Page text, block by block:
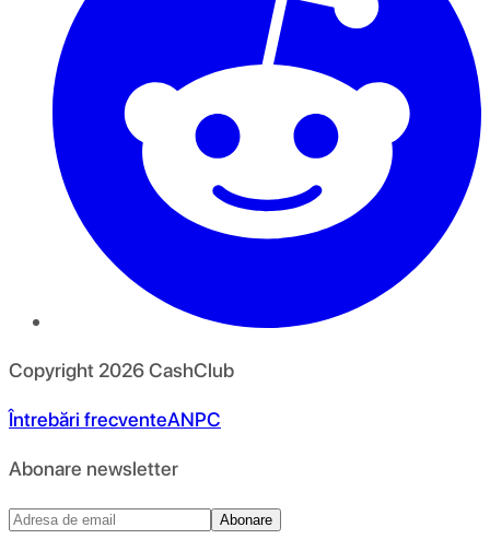
Copyright 2026CashClub
Întrebări frecventeANPC
Abonare newsletter
Abonare